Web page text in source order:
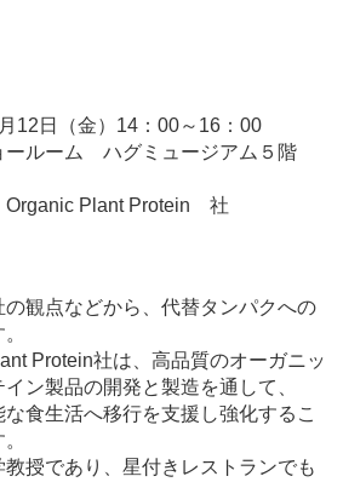
12日（金）14：00～16：00
ールーム ハグミュージアム５階
Organic Plant Protein 社
観点などから、代替タンパクへの
Protein社は、高品質のオーガニッ
ン製品の開発と製造を通して、
食生活へ移行を支援し強化するこ
授であり、星付きレストランでも